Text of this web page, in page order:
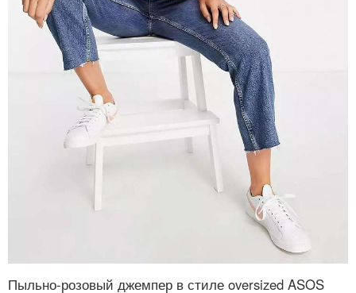
Пыльно-розовый джемпер в стиле oversized ASOS